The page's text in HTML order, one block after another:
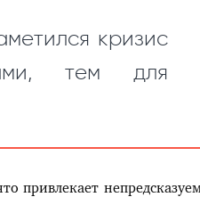
кризис
тем для
привлекает